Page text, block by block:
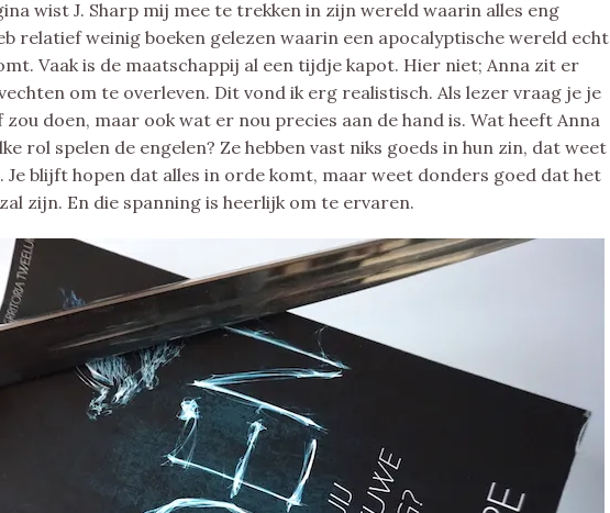
wist J. Sharp mij mee te trekken in zijn wereld waarin alles eng
relatief weinig boeken gelezen waarin een apocalyptische wereld echt
Vaak is de maatschappij al een tijdje kapot. Hier niet; Anna zit er
om te overleven. Dit vond ik erg realistisch. Als lezer vraag je je
doen, maar ook wat er nou precies aan de hand is. Wat heeft Anna
rol spelen de engelen? Ze hebben vast niks goeds in hun zin, dat weet
Je blijft hopen dat alles in orde komt, maar weet donders goed dat het
zijn. En die spanning is heerlijk om te ervaren.